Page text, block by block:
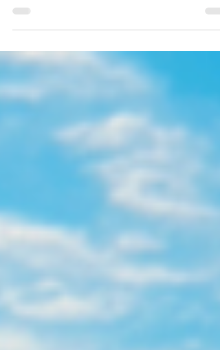
런스에 참가학 NJ 팀 / 워싱턴 DC 지난 3월
일부터 21일까지, 학생들과 함께한 푸에르토
리코 단기선교를 하나님의 은혜 가운데 무사
히 잘 마치고 돌아왔습니다. 이번 선교를 위
기도로 함께해 주시고, 보이지 않는 자리에서
동행해 주신 모든 분께 진심으로 감사드립니
다. 이번 선교 편지로 봄학기 사역과 푸에르
선교의 이야기를 나누며, 모든 영광을 하나님
께 올려드립니다. 푸에르토 리코 선교 2025
가을학기를 시작하며, 김(박)경선 선교사와
께 2026년 봄방학에는 학생들과 단기선교를
떠나자고 기도로 준비하기 시작했습니다. 그
러나 겨울 수련회를 마친 후, 2026년 봄학기
사역에 필요한 재정이 크게 부족하다는 사실
을 알게 되었습니다. 생활조차 쉽지 않은 상
속에서 ‘과연 지금 선교를 가는 것이 맞는가’
는 깊은 고민과 씨름하게 되었습니다. 그런